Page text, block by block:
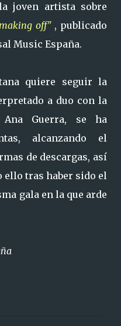
joven artista sobre
off", publicado
Music España.
quiere seguir la
a duo con la
Guerra, se ha
alcanzando el
de descargas, así
ello tras haber sido el
gala en la que arde